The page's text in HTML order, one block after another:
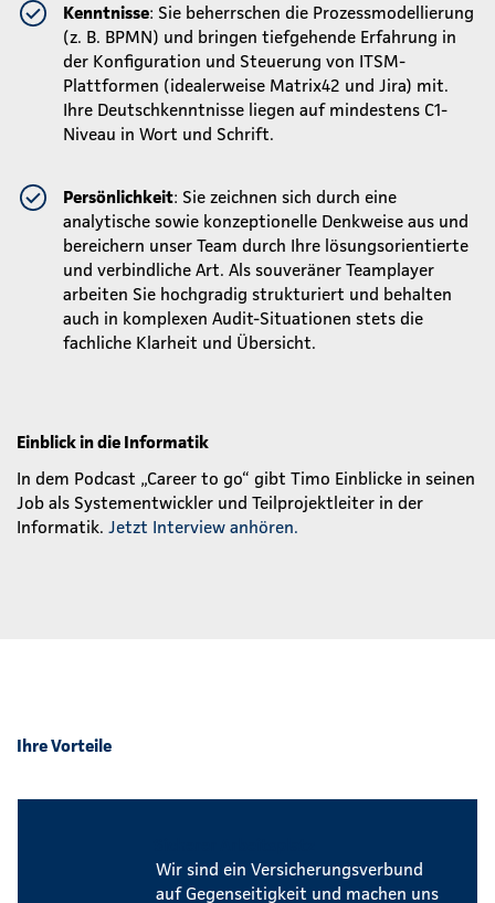
Kenntnisse: Sie beherrschen die Prozessmodellierung
(z. B. BPMN) und bringen tiefgehende Erfahrung in
der Konfiguration und Steuerung von ITSM-
Plattformen (idealerweise Matrix42 und Jira) mit.
Ihre Deutschkenntnisse liegen auf mindestens C1-
Niveau in Wort und Schrift.
Persönlichkeit: Sie zeichnen sich durch eine
analytische sowie konzeptionelle Denkweise aus und
bereichern unser Team durch Ihre lösungsorientierte
und verbindliche Art. Als souveräner Teamplayer
arbeiten Sie hochgradig strukturiert und behalten
auch in komplexen Audit-Situationen stets die
fachliche Klarheit und Übersicht.
Einblick in die Informatik
In dem Podcast „Career to go“ gibt Timo Einblicke in seinen
Job als Systementwickler und Teilprojektleiter in der
Informatik. Jetzt Interview anhören.
Ihre Vorteile
Wir sind ein Versicherungsverbund
auf Gegenseitigkeit und machen uns